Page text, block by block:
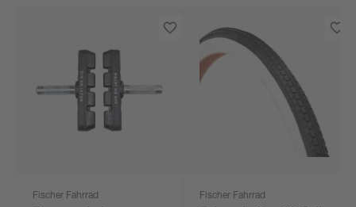
Fischer Fahrrad Fischer Fahrrad